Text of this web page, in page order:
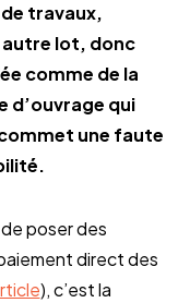
travaux,
autre lot, donc
comme de la
d’ouvrage qui
une faute
poser des
direct des
), c’est la